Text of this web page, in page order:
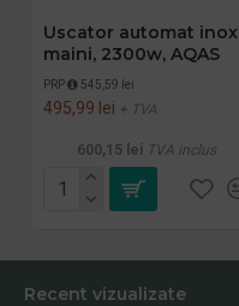
Uscator automat inox
maini, 2300w, AQAS
PRP 545,59 lei
495,99 lei + TVA
600,15 lei TVA inclus
Recent vizualizate